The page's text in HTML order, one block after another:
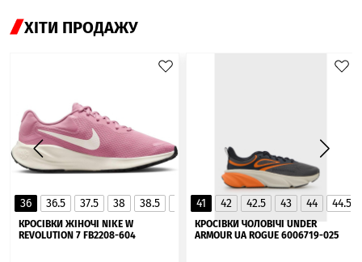
ХІТИ ПРОДАЖУ
36 36.5 37.5 38 38.5 40 40.5
41
▲
КРОСІВКИ ЖІНОЧІ NIKE W
REVOLUTION 7 FB2208-604
41 42 42.5 43 44 44.5
КРОСІВКИ ЧОЛОВІЧІ UNDER
ARMOUR UA ROGUE 6006719-025